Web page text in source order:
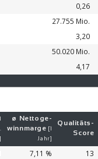
0,26
27.755 Mio.
3,20
50.020 Mio.
4,17
ø Netto­ge­
winn­mar­ge
Jahr]
Qualitäts-
Score
7,11 % 13